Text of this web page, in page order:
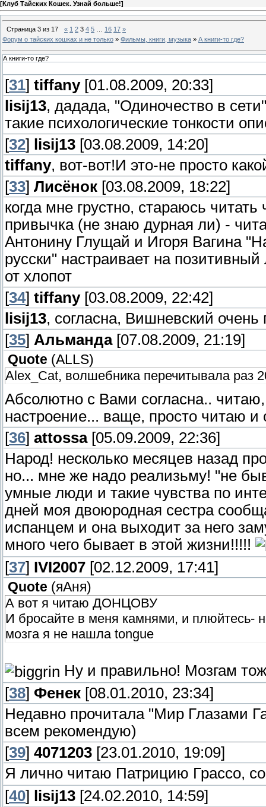
[Клуб Тайских Кошек. Узнай больше!]
Страница 3 из 17 « 1 2 3 4 5 16 17 »
Форум о тайских кошках и не только » Фильмы, книги, музыка » А книги-то где?
А книги-то где?
[31] tiffany[01.08.2009, 20:33]
lisij13, дадада, "Одиночество в
такие психологические тонкости
[32] lisij13 [03.08.2009, 14:20]
tiffany, вот-вот!И это-не просто
[33] Лисёнок [03.08.2009, 18:22]
когда мне грустно, стараюсь
привычка (не знаю дурная ли) -
Антонину Глущай и Игоря Вагина
русски" настраивает на
от хлопот
[34] tiffany[03.08.2009, 22:42]
lisij13, согласна, Вишневский очень
[35] Альманда[07.08.2009, 21:19]
Quote (ALLS)
Alex_Cat, волшебника перечитывала раз
Абсолютно с Вами согласна..
настроение... ваще, просто читаю
[36] attossa[05.09.2009, 22:36]
Народ! несколько месяцев назад
но... мне же надо реализьму! "не
умные люди и такие чувства по
дней моя двоюродная сестра
испанцем и она выходит за него
много чего бывает в этой жизни!!!!!
[37] IVI2007 [02.12.2009, 17:41]
Quote (яАня)
А вот я читаю ДОНЦОВУ
И бросайте в меня камнями, и плюйтесь-
мозга я не нашла tongue
Ну и правильно! Мозгам
[38] Фенек [08.01.2010, 23:34]
Недавно прочитала "Мир Глазами
всем рекомендую)
[39] 4071203 [23.01.2010, 19:09]
Я лично читаю Патрицию Грассо,
[40] lisij13 [24.02.2010, 14:59]